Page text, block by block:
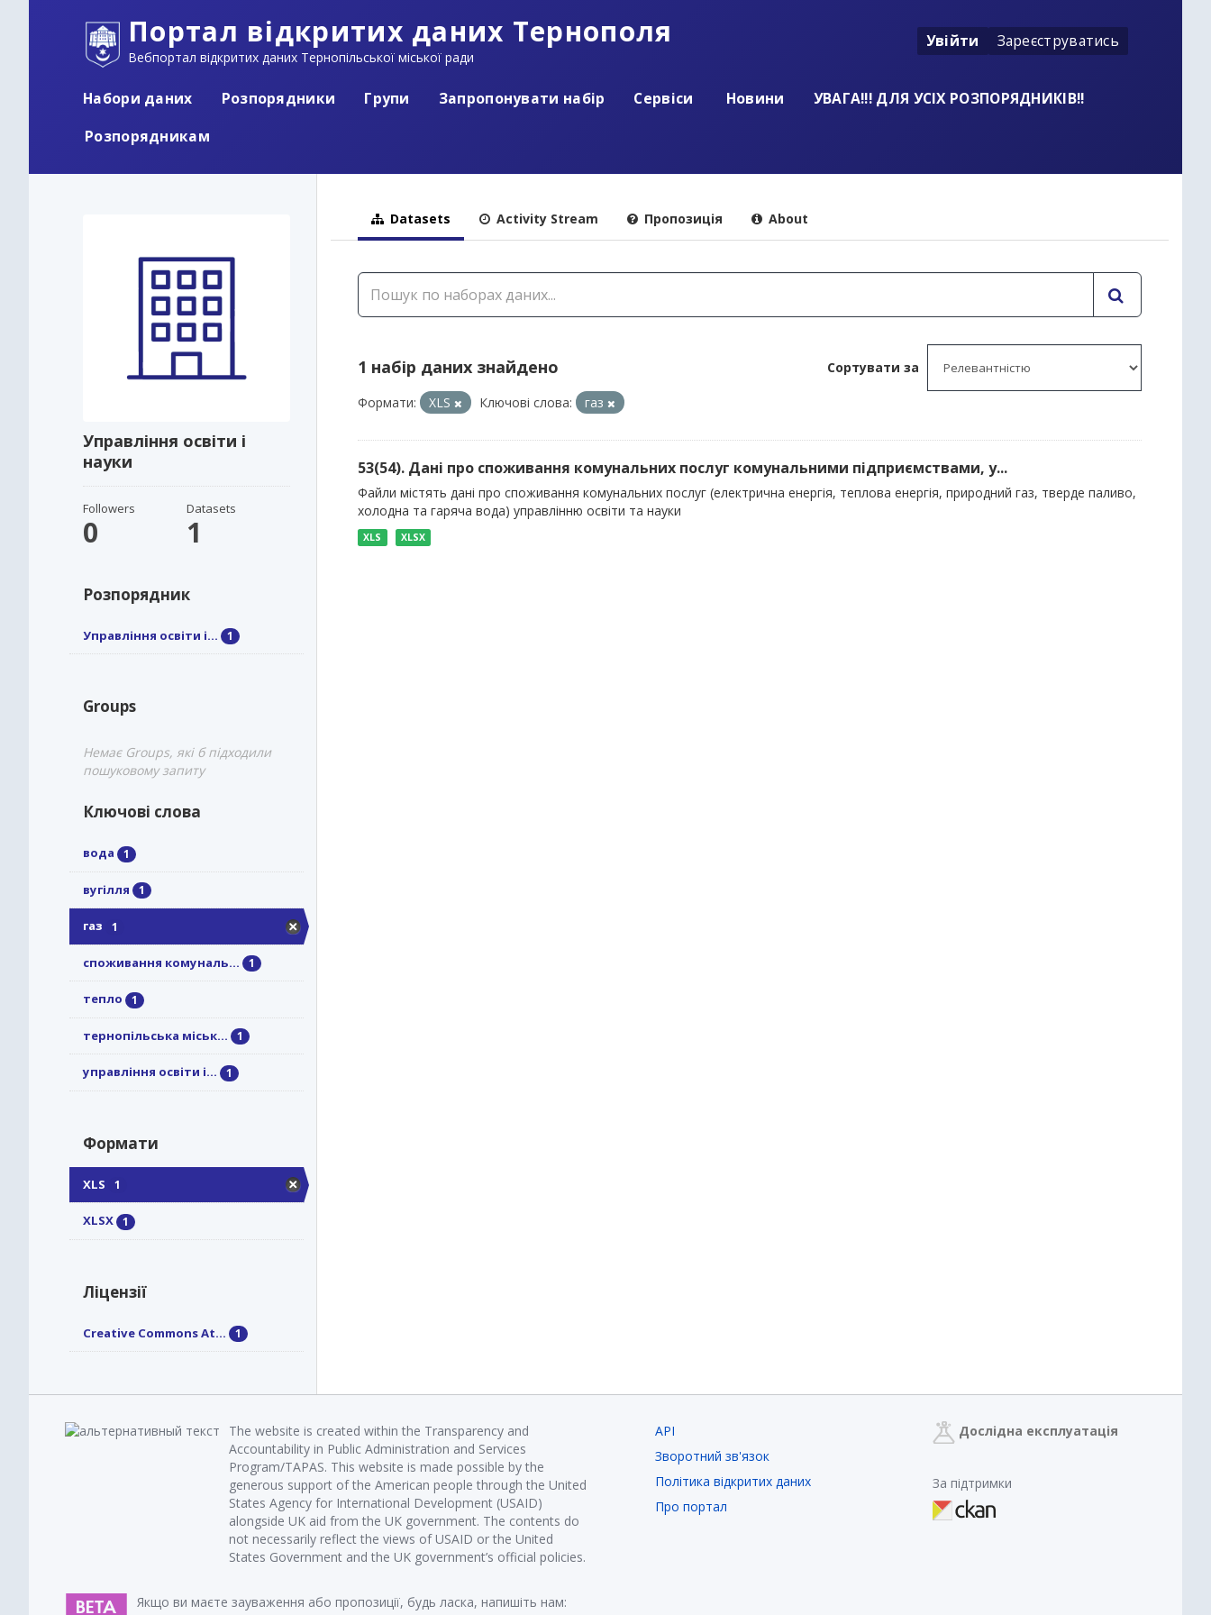
Портал відкритих даних Тернополя
Вебпортал відкритих даних Тернопільської міської ради
Увійти Зареєструватись
Набори даних Розпорядники Групи Запропонувати набір Сервіси Новини
УВАГА!!! ДЛЯ УСІХ РОЗПОРЯДНИКІВ!!
Розпорядникам
Управління освіти і
науки
Followers
0
Datasets
1
Розпорядник
Управління освіти і... 1
Groups
Немає Groups, які б підходили
пошуковому запиту
Ключові слова
вода 1
вугілля 1
газ 1
споживання комуналь... 1
тепло 1
тернопільська міськ... 1
управління освіти і... 1
Формати
XLS 1
XLSX 1
Ліцензії
Creative Commons At... 1
Datasets Activity Stream Пропозиція About
Сортувати за
1 набір даних знайдено
Формати: XLS Ключові слова: газ
53(54). Дані про споживання комунальних послуг комунальними підприємствами, у...
Файли містять дані про споживання комунальних послуг (електрична енергія, теплова енергія, природний газ, тверде паливо,
холодна та гаряча вода) управлінню освіти та науки
XLS XLSX
The website is created within the Transparency and
Accountability in Public Administration and Services
Program/TAPAS. This website is made possible by the
generous support of the American people through the United
States Agency for International Development (USAID)
alongside UK aid from the UK government. The contents do
not necessarily reflect the views of USAID or the United
States Government and the UK government’s official policies.
Якщо ви маєте зауваження або пропозиції, будь ласка, напишіть нам:
API
Зворотний зв'язок
Політика відкритих даних
Про портал
Дослідна експлуатація
За підтримки